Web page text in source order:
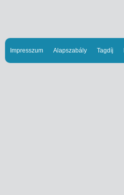
Impresszum Alapszabály Tagdíj